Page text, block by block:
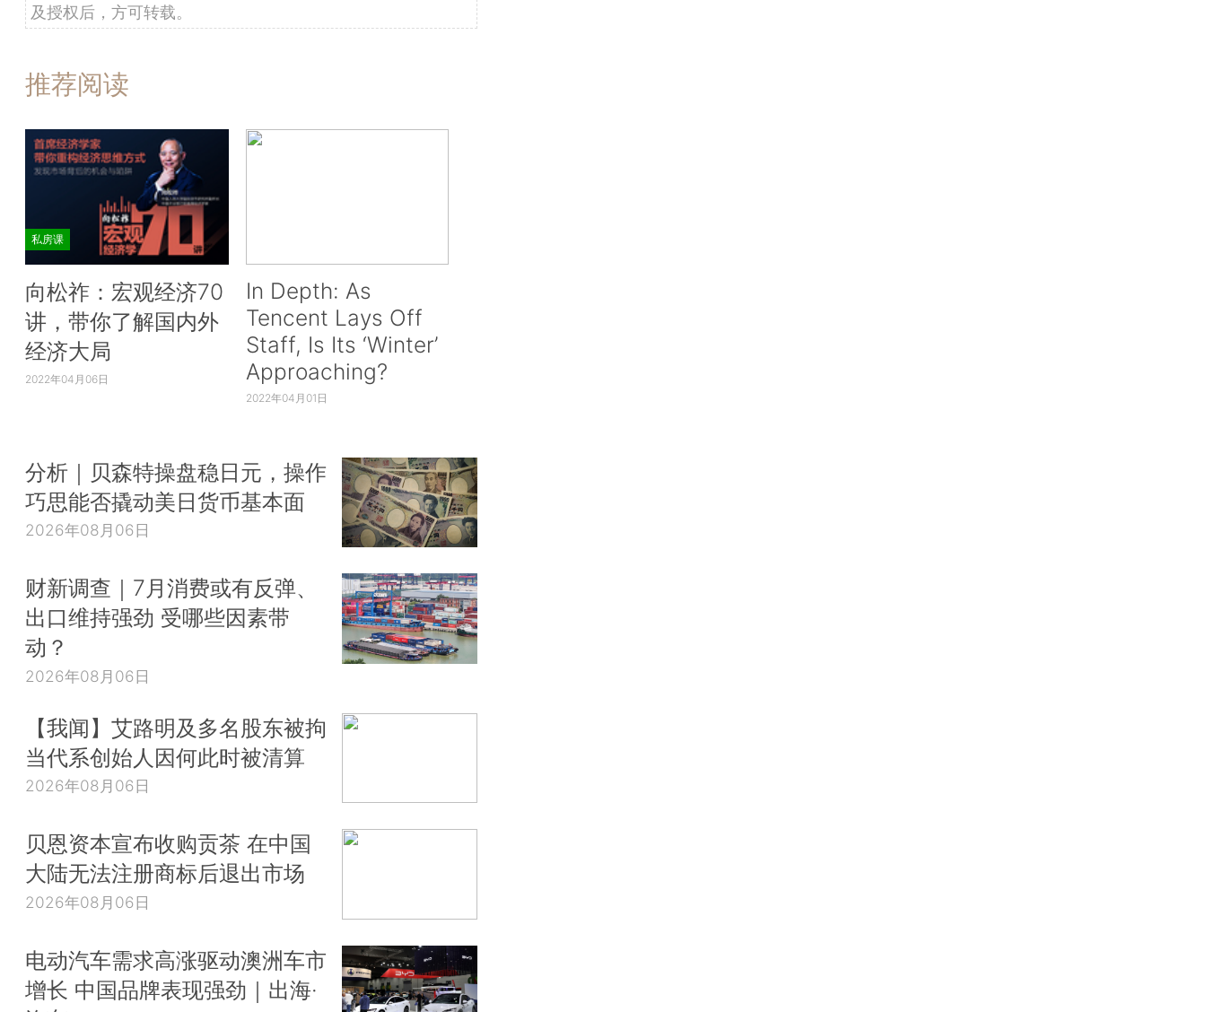
及授权后，方可转载。
推荐阅读
私房课
向松祚：宏观经济70
讲，带你了解国内外
经济大局
2022年04月06日
In Depth: As
Tencent Lays Off
Staff, Is Its ‘Winter’
Approaching?
2022年04月01日
分析｜贝森特操盘稳日元，操作
巧思能否撬动美日货币基本面
2026年08月06日
财新调查｜7月消费或有反弹、
出口维持强劲 受哪些因素带
动？
2026年08月06日
【我闻】艾路明及多名股东被拘
当代系创始人因何此时被清算
2026年08月06日
贝恩资本宣布收购贡茶 在中国
大陆无法注册商标后退出市场
2026年08月06日
电动汽车需求高涨驱动澳洲车市
增长 中国品牌表现强劲｜出海·